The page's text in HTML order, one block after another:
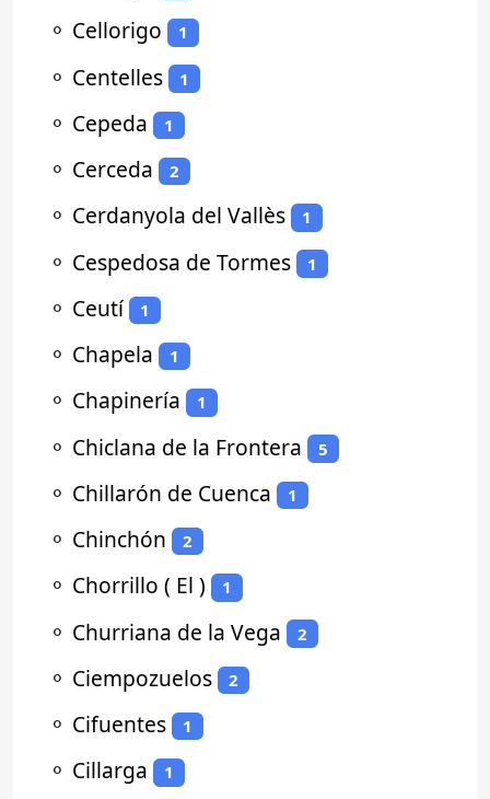
⚬ Cellorigo 1
⚬ Centelles 1
⚬ Cepeda 1
⚬ Cerceda 2
⚬ Cerdanyola del Vallès 1
⚬ Cespedosa de Tormes 1
⚬ Ceutí 1
⚬ Chapela 1
⚬ Chapinería 1
⚬ Chiclana de la Frontera 5
⚬ Chillarón de Cuenca 1
⚬ Chinchón 2
⚬ Chorrillo ( El ) 1
⚬ Churriana de la Vega 2
⚬ Ciempozuelos 2
⚬ Cifuentes 1
⚬ Cillarga 1